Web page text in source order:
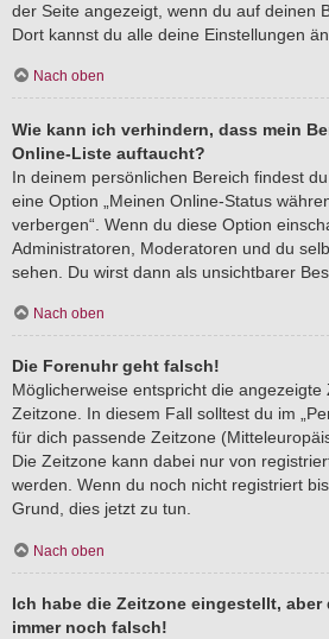
der Seite angezeigt, wenn du auf deinen
Dort kannst du alle deine Einstellungen
Nach oben
Wie kann ich verhindern, dass mein
Online-Liste auftaucht?
In deinem persönlichen Bereich findest
eine Option „Meinen Online-Status
verbergen“. Wenn du diese Option
Administratoren, Moderatoren und du
sehen. Du wirst dann als unsichtbarer
Nach oben
Die Forenuhr geht falsch!
Möglicherweise entspricht die
Zeitzone. In diesem Fall solltest du im
für dich passende Zeitzone
Die Zeitzone kann dabei nur von
werden. Wenn du noch nicht registriert
Grund, dies jetzt zu tun.
Nach oben
Ich habe die Zeitzone eingestellt,
immer noch falsch!